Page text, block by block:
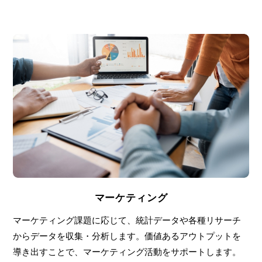
マーケティング
マーケティング課題に応じて、統計データや各種リサーチ
からデータを収集・分析します。価値あるアウトプットを
導き出すことで、マーケティング活動をサポートします。